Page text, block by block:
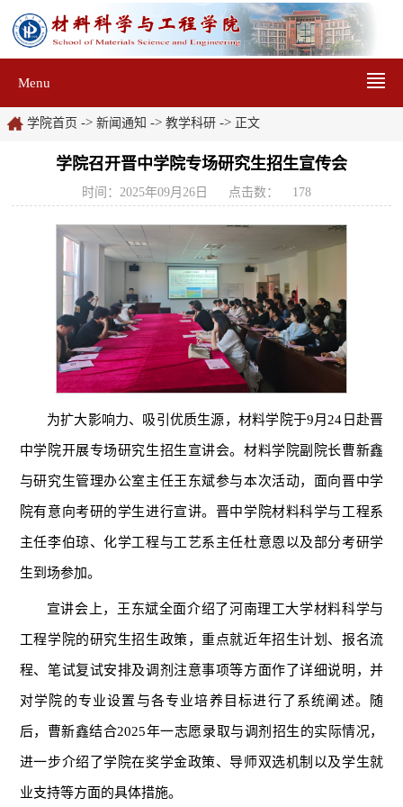
Menu
学院首页 -> 新闻通知 -> 教学科研 -> 正文
学院召开晋中学院专场研究生招生宣传会
时间：2025年09月26日 点击数： 178
为扩大影响力、吸引优质生源，材料学院于9月24日赴晋
中学院开展专场研究生招生宣讲会。材料学院副院长曹新鑫
与研究生管理办公室主任王东斌参与本次活动，面向晋中学
院有意向考研的学生进行宣讲。晋中学院材料科学与工程系
主任李伯琼、化学工程与工艺系主任杜意恩以及部分考研学
生到场参加。
宣讲会上，王东斌全面介绍了河南理工大学材料科学与
工程学院的研究生招生政策，重点就近年招生计划、报名流
程、笔试复试安排及调剂注意事项等方面作了详细说明，并
对学院的专业设置与各专业培养目标进行了系统阐述。随
后，曹新鑫结合2025年一志愿录取与调剂招生的实际情况，
进一步介绍了学院在奖学金政策、导师双选机制以及学生就
业支持等方面的具体措施。